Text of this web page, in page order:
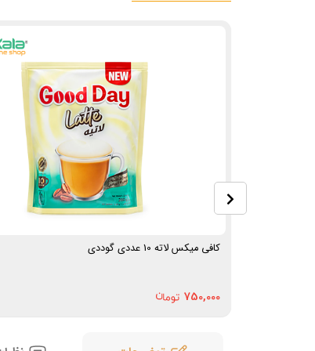
کافی میکس لاته 10 عددی گوددی
750,000